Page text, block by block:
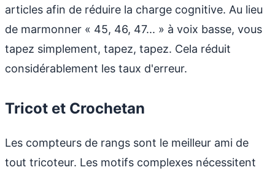
articles afin de réduire la charge cognitive. Au lieu
de marmonner « 45, 46, 47... » à voix basse, vous
tapez simplement, tapez, tapez. Cela réduit
considérablement les taux d'erreur.
Tricot et Crochetan
Les compteurs de rangs sont le meilleur ami de
tout tricoteur. Les motifs complexes nécessitent